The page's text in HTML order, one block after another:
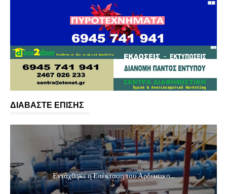
ΔΙΑΒΑΣΤΕ ΕΠΙΣΗΣ
Εντάχθηκε η Επέκταση του Αρδευτικο...